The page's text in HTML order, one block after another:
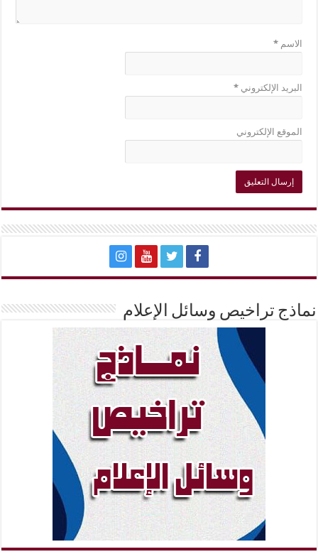
الاسم*
البريد الإلكتروني*
الموقع الإلكتروني
نماذج تراخيص وسائل الإعلام